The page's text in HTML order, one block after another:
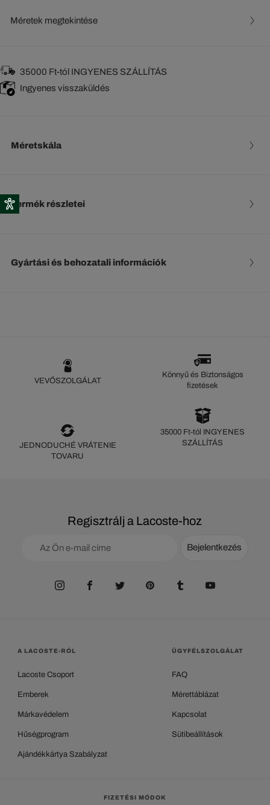
Méretek megtekintése
35000 Ft-tól INGYENES SZÁLLÍTÁS
Ingyenes visszaküldés
Méretskála
Termék részletei
Gyártási és behozatali információk
VEVŐSZOLGÁLAT
Könnyű és Biztonságos
fizetések
JEDNODUCHÉ VRÁTENIE
TOVARU
35000 Ft-tól INGYENES
SZÁLLÍTÁS
Regisztrálj a Lacoste-hoz
Bejelentkezés
A LACOSTE-RÓL
Lacoste Csoport
Emberek
Márkavédelem
Hűségprogram
Ajándékkártya Szabályzat
ÜGYFÉLSZOLGÁLAT
FAQ
Mérettáblázat
Kapcsolat
Sütibeállítások
FIZETÉSI MÓDOK